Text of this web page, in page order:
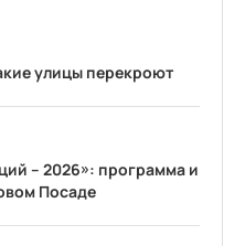
улицы перекроют
– 2026»: программа и
Посаде